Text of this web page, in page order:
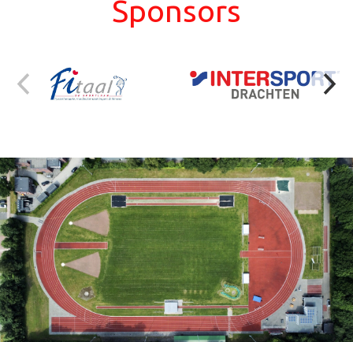
Sponsors